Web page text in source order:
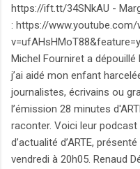
https://ift.tt/34SNkAU -
: https://www.youtube.com/
Michel Fourniret a
j’ai aidé mon enfant
journalistes, écrivains ou
l’émission 28 minutes
raconter. Voici leur
d’actualité d’ARTE,
vendredi à 20h05. Renaud